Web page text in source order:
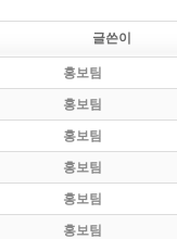
글쓴이
홍보팀
홍보팀
홍보팀
홍보팀
홍보팀
홍보팀